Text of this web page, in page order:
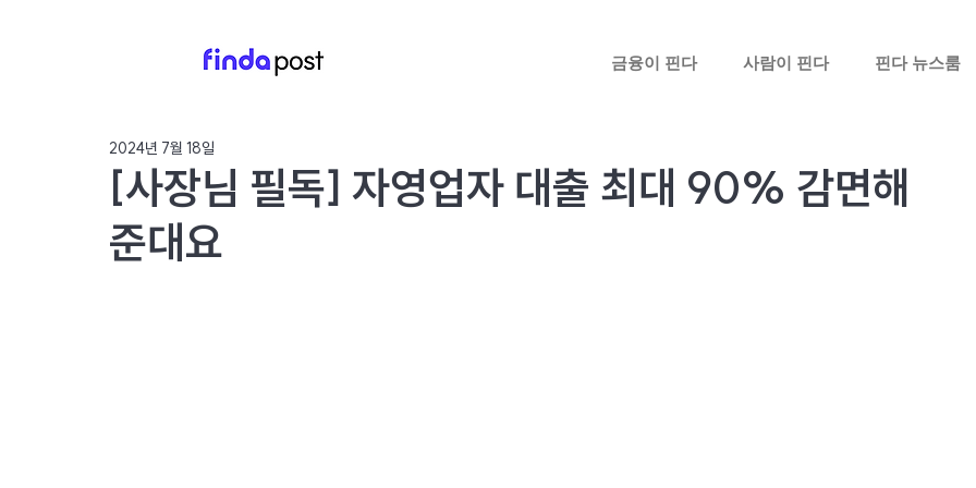
금융이 핀다 사람이 핀다 핀다 뉴스룸
[사장님 필독] 자영업자 대출 최대 90% 감면해
준대요
2024년 7월 18일